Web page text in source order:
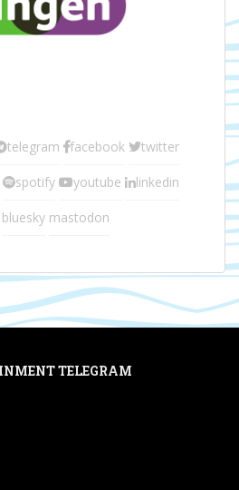
telegram facebook twitter
spotify youtube linkedin
bluesky mastodon
TELEGRAM